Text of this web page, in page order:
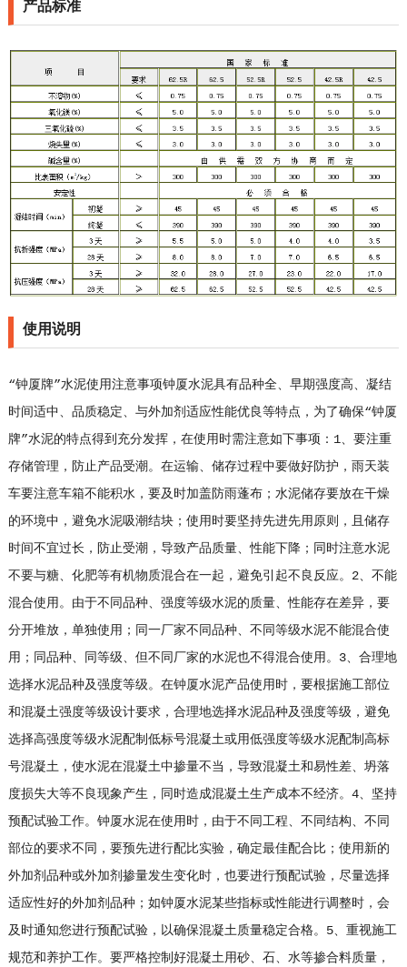
产品标准
使用说明
“钟厦牌”水泥使用注意事项钟厦水泥具有品种全、早期强度高、凝结
时间适中、品质稳定、与外加剂适应性能优良等特点，为了确保“钟厦
牌”水泥的特点得到充分发挥，在使用时需注意如下事项：1、要注重
存储管理，防止产品受潮。在运输、储存过程中要做好防护，雨天装
车要注意车箱不能积水，要及时加盖防雨蓬布；水泥储存要放在干燥
的环境中，避免水泥吸潮结块；使用时要坚持先进先用原则，且储存
时间不宜过长，防止受潮，导致产品质量、性能下降；同时注意水泥
不要与糖、化肥等有机物质混合在一起，避免引起不良反应。2、不能
混合使用。由于不同品种、强度等级水泥的质量、性能存在差异，要
分开堆放，单独使用；同一厂家不同品种、不同等级水泥不能混合使
用；同品种、同等级、但不同厂家的水泥也不得混合使用。3、合理地
选择水泥品种及强度等级。在钟厦水泥产品使用时，要根据施工部位
和混凝土强度等级设计要求，合理地选择水泥品种及强度等级，避免
选择高强度等级水泥配制低标号混凝土或用低强度等级水泥配制高标
号混凝土，使水泥在混凝土中掺量不当，导致混凝土和易性差、坍落
度损失大等不良现象产生，同时造成混凝土生产成本不经济。4、坚持
预配试验工作。钟厦水泥在使用时，由于不同工程、不同结构、不同
部位的要求不同，要预先进行配比实验，确定最佳配合比；使用新的
外加剂品种或外加剂掺量发生变化时，也要进行预配试验，尽量选择
适应性好的外加剂品种；如钟厦水泥某些指标或性能进行调整时，会
及时通知您进行预配试验，以确保混凝土质量稳定合格。5、重视施工
规范和养护工作。要严格控制好混凝土用砂、石、水等掺合料质量，